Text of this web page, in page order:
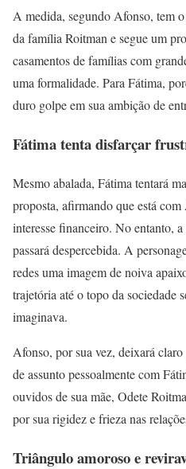
A medida, segundo Afonso, tem
da família Roitman e segue um
casamentos de famílias com
uma formalidade. Para Fátima,
duro golpe em sua ambição de
Fátima tenta disfarçar
Mesmo abalada, Fátima tentará
proposta, afirmando que está
interesse financeiro. No entanto,
passará despercebida. A
redes uma imagem de noiva
trajetória até o topo da sociedade
imaginava.
Afonso, por sua vez, deixará
de assunto pessoalmente com
ouvidos de sua mãe, Odete
por sua rigidez e frieza nas
Triângulo amoroso e